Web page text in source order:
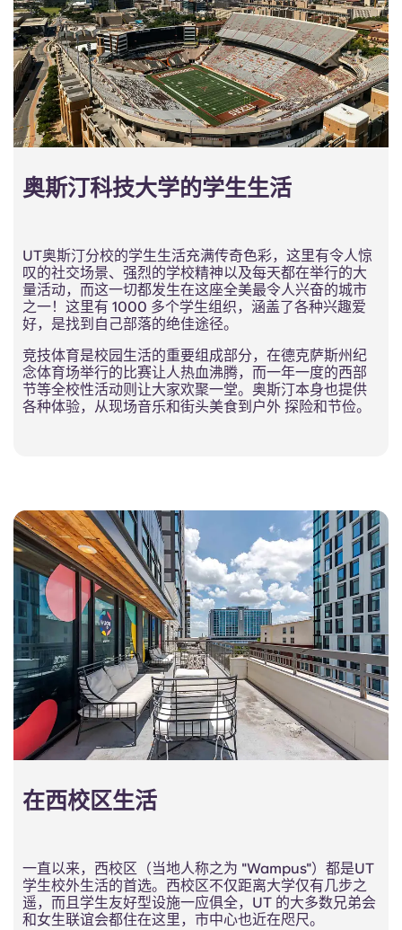
奥斯汀科技大学的学生生活
UT奥斯汀分校的学生生活充满传奇色彩，这里有令人惊
叹的社交场景、强烈的学校精神以及每天都在举行的大
量活动，而这一切都发生在这座全美最令人兴奋的城市
之一！这里有 1000 多个学生组织，涵盖了各种兴趣爱
好，是找到自己部落的绝佳途径。
竞技体育是校园生活的重要组成部分，在德克萨斯州纪
念体育场举行的比赛让人热血沸腾，而一年一度的西部
节等全校性活动则让大家欢聚一堂。奥斯汀本身也提供
各种体验，从现场音乐和街头美食到户外 探险和节俭。
在西校区生活
一直以来，西校区（当地人称之为 "Wampus"）都是UT
学生校外生活的首选。西校区不仅距离大学仅有几步之
遥，而且学生友好型设施一应俱全，UT 的大多数兄弟会
和女生联谊会都住在这里，市中心也近在咫尺。